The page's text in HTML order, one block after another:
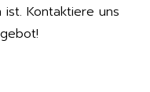
Kontaktiere uns